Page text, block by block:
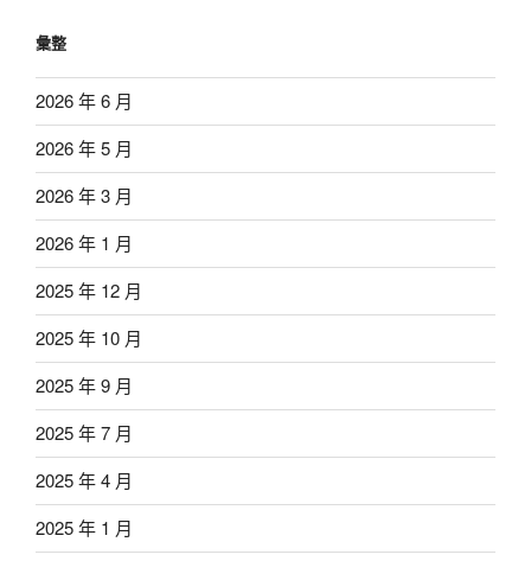
彙整
2026 年 6 月
2026 年 5 月
2026 年 3 月
2026 年 1 月
2025 年 12 月
2025 年 10 月
2025 年 9 月
2025 年 7 月
2025 年 4 月
2025 年 1 月